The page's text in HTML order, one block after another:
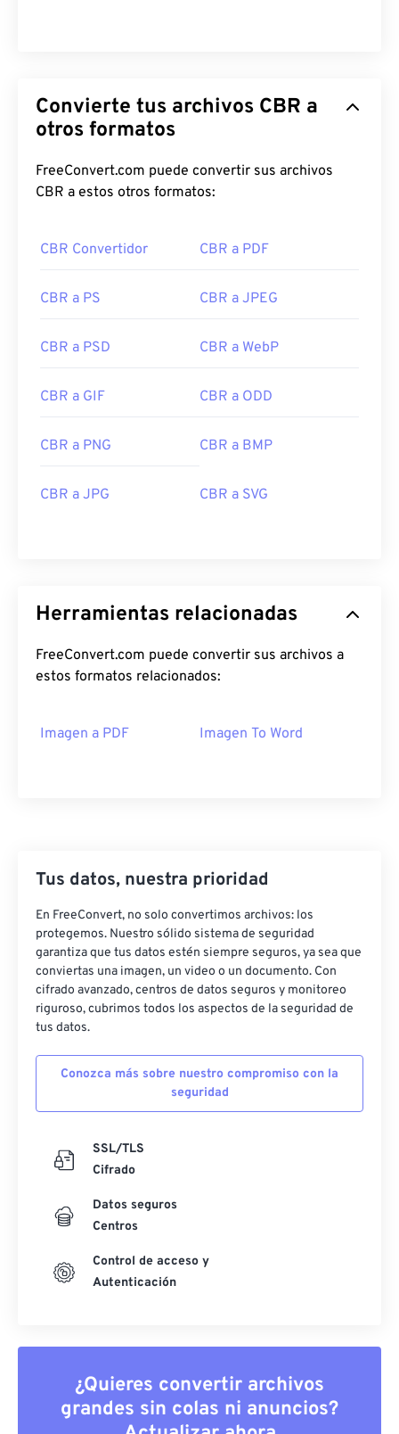
Convierte tus archivos CBR a
otros formatos
FreeConvert.com puede convertir sus archivos
CBR a estos otros formatos:
CBR Convertidor CBR a PDF
CBR a PS CBR a JPEG
CBR a PSD CBR a WebP
CBR a GIF CBR a ODD
CBR a PNG CBR a BMP
CBR a JPG CBR a SVG
Herramientas relacionadas
FreeConvert.com puede convertir sus archivos a
estos formatos relacionados:
Imagen a PDF Imagen To Word
Tus datos, nuestra prioridad
En FreeConvert, no solo convertimos archivos: los
protegemos. Nuestro sólido sistema de seguridad
garantiza que tus datos estén siempre seguros, ya sea que
conviertas una imagen, un video o un documento. Con
cifrado avanzado, centros de datos seguros y monitoreo
riguroso, cubrimos todos los aspectos de la seguridad de
tus datos.
Conozca más sobre nuestro compromiso con la
seguridad
SSL/TLS
Cifrado
Datos seguros
Centros
Control de acceso y
Autenticación
¿Quieres convertir archivos
grandes sin colas ni anuncios?